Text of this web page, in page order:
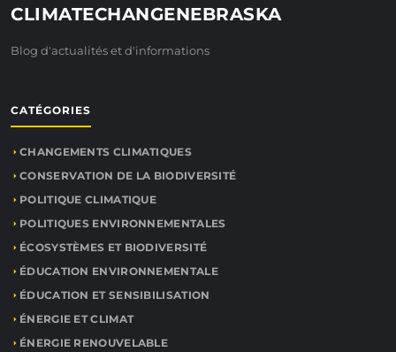
CLIMATECHANGENEBRASKA
Blog d'actualités et d'informations
CATÉGORIES
CHANGEMENTS CLIMATIQUES
CONSERVATION DE LA BIODIVERSITÉ
POLITIQUE CLIMATIQUE
POLITIQUES ENVIRONNEMENTALES
ÉCOSYSTÈMES ET BIODIVERSITÉ
ÉDUCATION ENVIRONNEMENTALE
ÉDUCATION ET SENSIBILISATION
ÉNERGIE ET CLIMAT
ÉNERGIE RENOUVELABLE